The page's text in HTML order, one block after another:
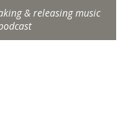
& releasing music